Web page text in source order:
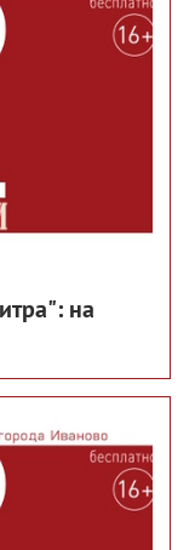
на